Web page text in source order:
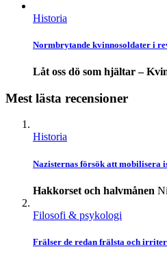
Historia
Normbrytande kvinnosoldater i
Låt oss dö som hjältar –
Mest lästa recensioner
Historia
Nazisternas försök att mobilisera
Hakkorset och halvmånen
Filosofi & psykologi
Frälser de redan frälsta och